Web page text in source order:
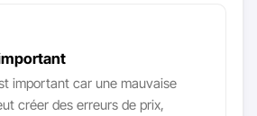
important car une mauvaise
créer des erreurs de prix,